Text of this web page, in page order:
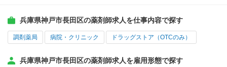
兵庫県神戸市長田区の薬剤師求人を仕事内容で探す
調剤薬局 病院・クリニック ドラッグストア（OTCのみ）
兵庫県神戸市長田区の薬剤師求人を雇用形態で探す